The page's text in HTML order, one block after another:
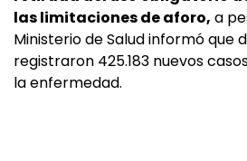
las limitaciones de aforo, a
Ministerio de Salud informó que
registraron 425.183 nuevos
la enfermedad.